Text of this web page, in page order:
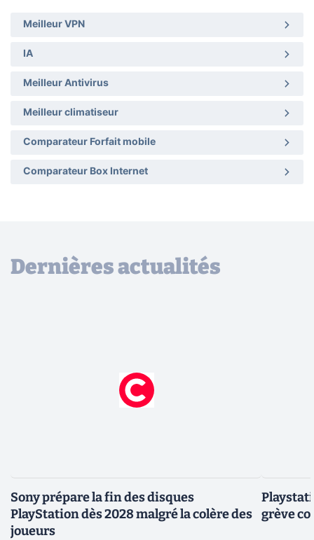
Meilleur VPN
IA
Meilleur Antivirus
Meilleur climatiseur
Comparateur Forfait mobile
Comparateur Box Internet
Dernières actualités
Sony prépare la fin des disques
PlayStation dès 2028 malgré la colère des
joueurs
Playstation : les joueurs
grève